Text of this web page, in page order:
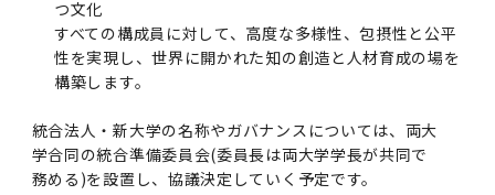
次世代育成支援対策推進法による一般事業主行
動計画
目標とする教員の適正な年齢構成
「TMDU-SPRING」対象学生の募集について
（※春入学対象）について
Programs (II) for the 2023 Academic Year
by Eligible Students (*Autumn admission)
困りごと対策貸出グッズ
令和４年度（２０２２年度）東京医科歯科大学
「研究者早期育成コース及び研究者養成コー
令和３年度（２０２１年度）東京医科歯科大学
内定取り消しについて
進路届の提出について
その他 就職関連情報（推薦書等）
2019年 （PDF：71.7MB）
2017年 （PDF：75.1MB）
2024年度
2021年度
2020年 （PDF：4.6MB）
2019年 （PDF：5.2MB）
2018年 （PDF：18.7MB）
向け）
Regarding education and student life after
the integration (For current students)
教学IR関連公開情報
オープンイノベーションセンター
ヘルスサイエンスR&Dセンター
リサーチコアセンター
実験動物センター
生命倫理研究センター
先端医歯工学創成クラスター（統合研究機構）
トップ
再生医療研究センター
統合研究機構から他部局へ異動したセンター
統合研究機構から他部局へ異動したセンタート
ップ
ITヘルプデスク（学内専用サイト）
図書館部門
学生支援・保健管理機構トップ
保健管理センター
湯島学生支援センター
環境安全管理室
環境安全管理室トップ
環境報告書
広報部
つ文化
すべての構成員に対して、高度な多様性、包摂性と公平
性を実現し、世界に開かれた知の創造と人材育成の場を
構築します。
統合法人・新大学の名称やガバナンスについては、両大
学合同の統合準備委員会(委員長は両大学学長が共同で
務める)を設置し、協議決定していく予定です。